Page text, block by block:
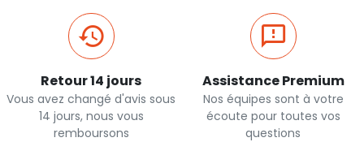
Retour 14 jours
Vous avez changé d'avis sous
14 jours, nous vous
remboursons
Assistance Premium
Nos équipes sont à votre
écoute pour toutes vos
questions